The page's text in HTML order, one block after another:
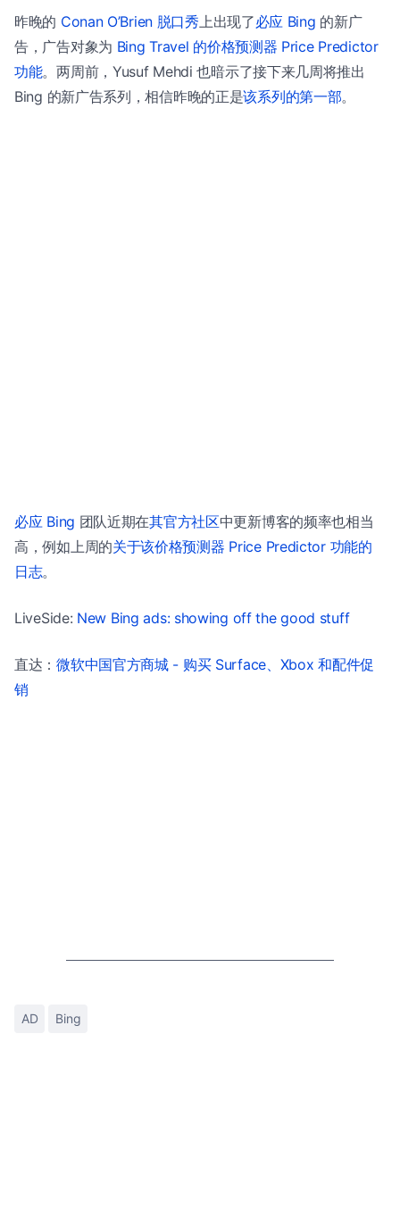
昨晚的 Conan O’Brien 脱口秀上出现了必应 Bing 的新广
告，广告对象为 Bing Travel 的价格预测器 Price Predictor
功能。两周前，Yusuf Mehdi 也暗示了接下来几周将推出
Bing 的新广告系列，相信昨晚的正是该系列的第一部。
必应 Bing 团队近期在其官方社区中更新博客的频率也相当
高，例如上周的关于该价格预测器 Price Predictor 功能的
日志。
LiveSide: New Bing ads: showing off the good stuff
直达：微软中国官方商城 - 购买 Surface、Xbox 和配件促
销
AD Bing